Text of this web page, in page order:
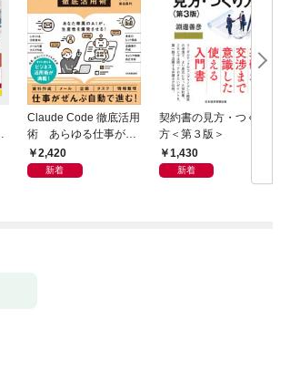
Claude Code 徹底活用
術 あらゆる仕事が爆
速化する
2,420
新着
契約書の見方・つくり
方＜第３版＞
1,430
新着